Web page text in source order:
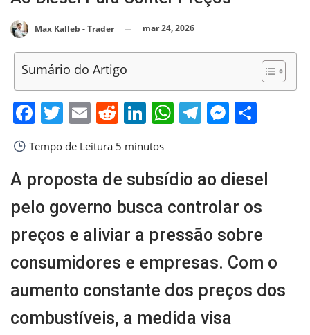
Max Kalleb - Trader mar 24, 2026
Sumário do Artigo
Facebook
Twitter
EmailReddit
LinkedIn
WhatsApp
Telegram
Tempo de Leitura 5 minutos
A proposta de subsídio ao diesel
pelo governo busca controlar os
preços e aliviar a pressão sobre
consumidores e empresas. Com o
aumento constante dos preços dos
combustíveis, a medida visa